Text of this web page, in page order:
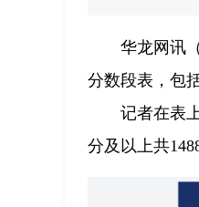
华龙网讯
分数段表，包
记者在表
分及以上共